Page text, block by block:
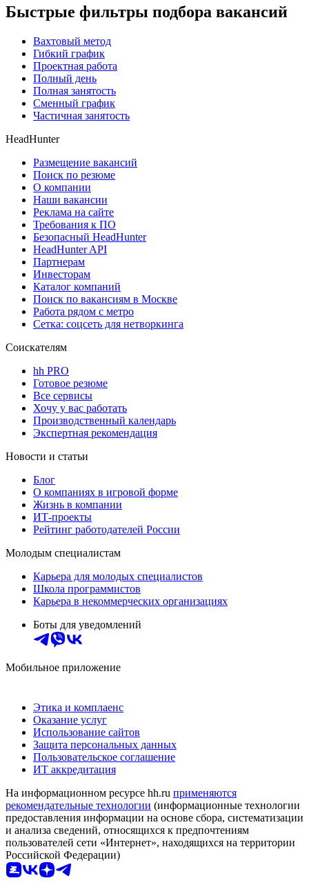
Быстрые фильтры подбора вакансий
Вахтовый метод
Гибкий график
Проектная работа
Полный день
Полная занятость
Сменный график
Частичная занятость
HeadHunter
Размещение вакансий
Поиск по резюме
О компании
Наши вакансии
Реклама на сайте
Требования к ПО
Безопасный HeadHunter
HeadHunter API
Партнерам
Инвесторам
Каталог компаний
Поиск по вакансиям в Москве
Работа рядом с метро
Сетка: соцсеть для нетворкинга
Соискателям
hh PRO
Готовое резюме
Все сервисы
Хочу у вас работать
Производственный календарь
Экспертная рекомендация
Новости и статьи
Блог
О компаниях в игровой форме
Жизнь в компании
ИТ-проекты
Рейтинг работодателей России
Молодым специалистам
Карьера для молодых специалистов
Школа программистов
Карьера в некоммерческих организациях
Боты для уведомлений
Мобильное приложение
Этика и комплаенс
Оказание услуг
Использование сайтов
Защита персональных данных
Пользовательское соглашение
ИТ аккредитация
На информационном ресурсе hh.ru применяются
рекомендательные технологии (информационные технологии
предоставления информации на основе сбора, систематизации
и анализа сведений, относящихся к предпочтениям
пользователей сети «Интернет», находящихся на территории
Российской Федерации)